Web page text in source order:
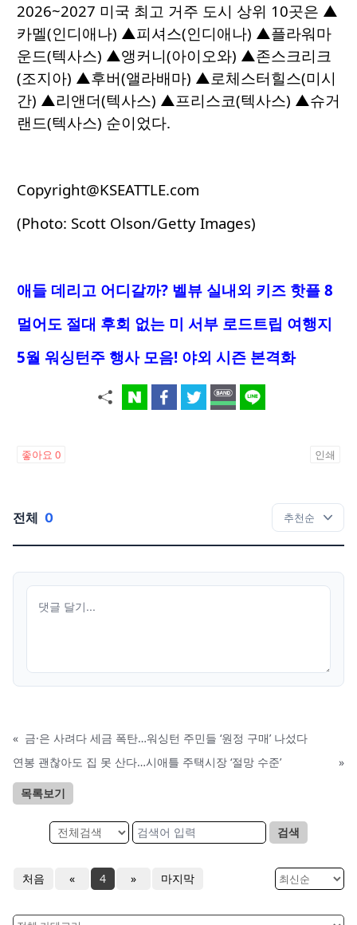
2026~2027 미국 최고 거주 도시 상위 10곳은 ▲
카멜(인디애나) ▲피셔스(인디애나) ▲플라워마
운드(텍사스) ▲앵커니(아이오와) ▲존스크리크
(조지아) ▲후버(앨라배마) ▲로체스터힐스(미시
간) ▲리앤더(텍사스) ▲프리스코(텍사스) ▲슈거
랜드(텍사스) 순이었다.
Copyright@KSEATTLE.com
(Photo: Scott Olson/Getty Images)
애들 데리고 어디갈까? 벨뷰 실내외 키즈 핫플 8
멀어도 절대 후회 없는 미 서부 로드트립 여행지
5월 워싱턴주 행사 모음! 야외 시즌 본격화
좋아요 0 인쇄
전체 0
« 금·은 사려다 세금 폭탄…워싱턴 주민들 ‘원정 구매’ 나섰다
연봉 괜찮아도 집 못 산다…시애틀 주택시장 ‘절망 수준’
»
목록보기
검색
처음 « 4 » 마지막